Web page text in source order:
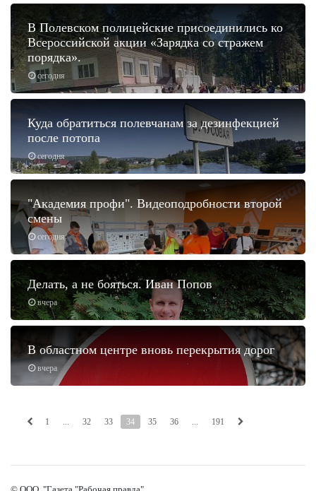
сегодня
В Полевском полицейские присоединились ко
Всероссийской акции «Зарядка со стражем
порядка».
сегодня
Куда обратиться полевчанам за дезинфекцией
после потопа
сегодня
"Академия профи". Видеоподробности второй
смены
вчера
Делать, а не бояться. Иван Попов
вчера
В областном центре вновь перекрытия дорог
1 ... 32 33 34 35 36 ... 191